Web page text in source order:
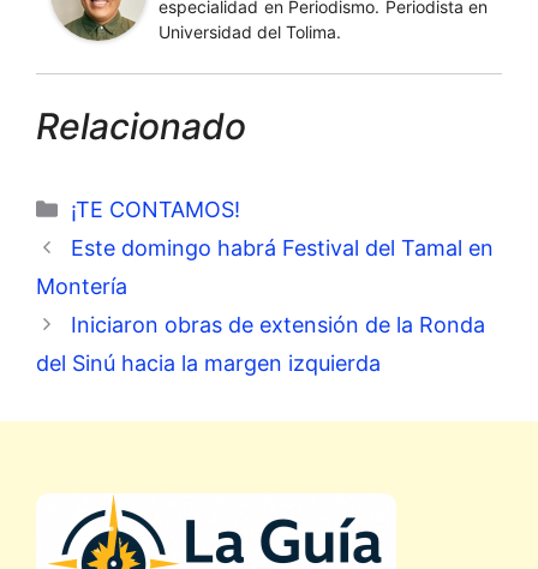
especialidad en Periodismo. Periodista en
Universidad del Tolima.
Relacionado
Categorías
¡TE CONTAMOS!
Este domingo habrá Festival del Tamal en
Montería
Iniciaron obras de extensión de la Ronda
del Sinú hacia la margen izquierda